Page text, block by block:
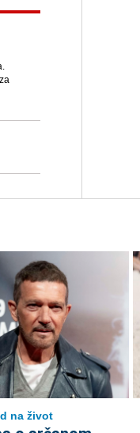
na život